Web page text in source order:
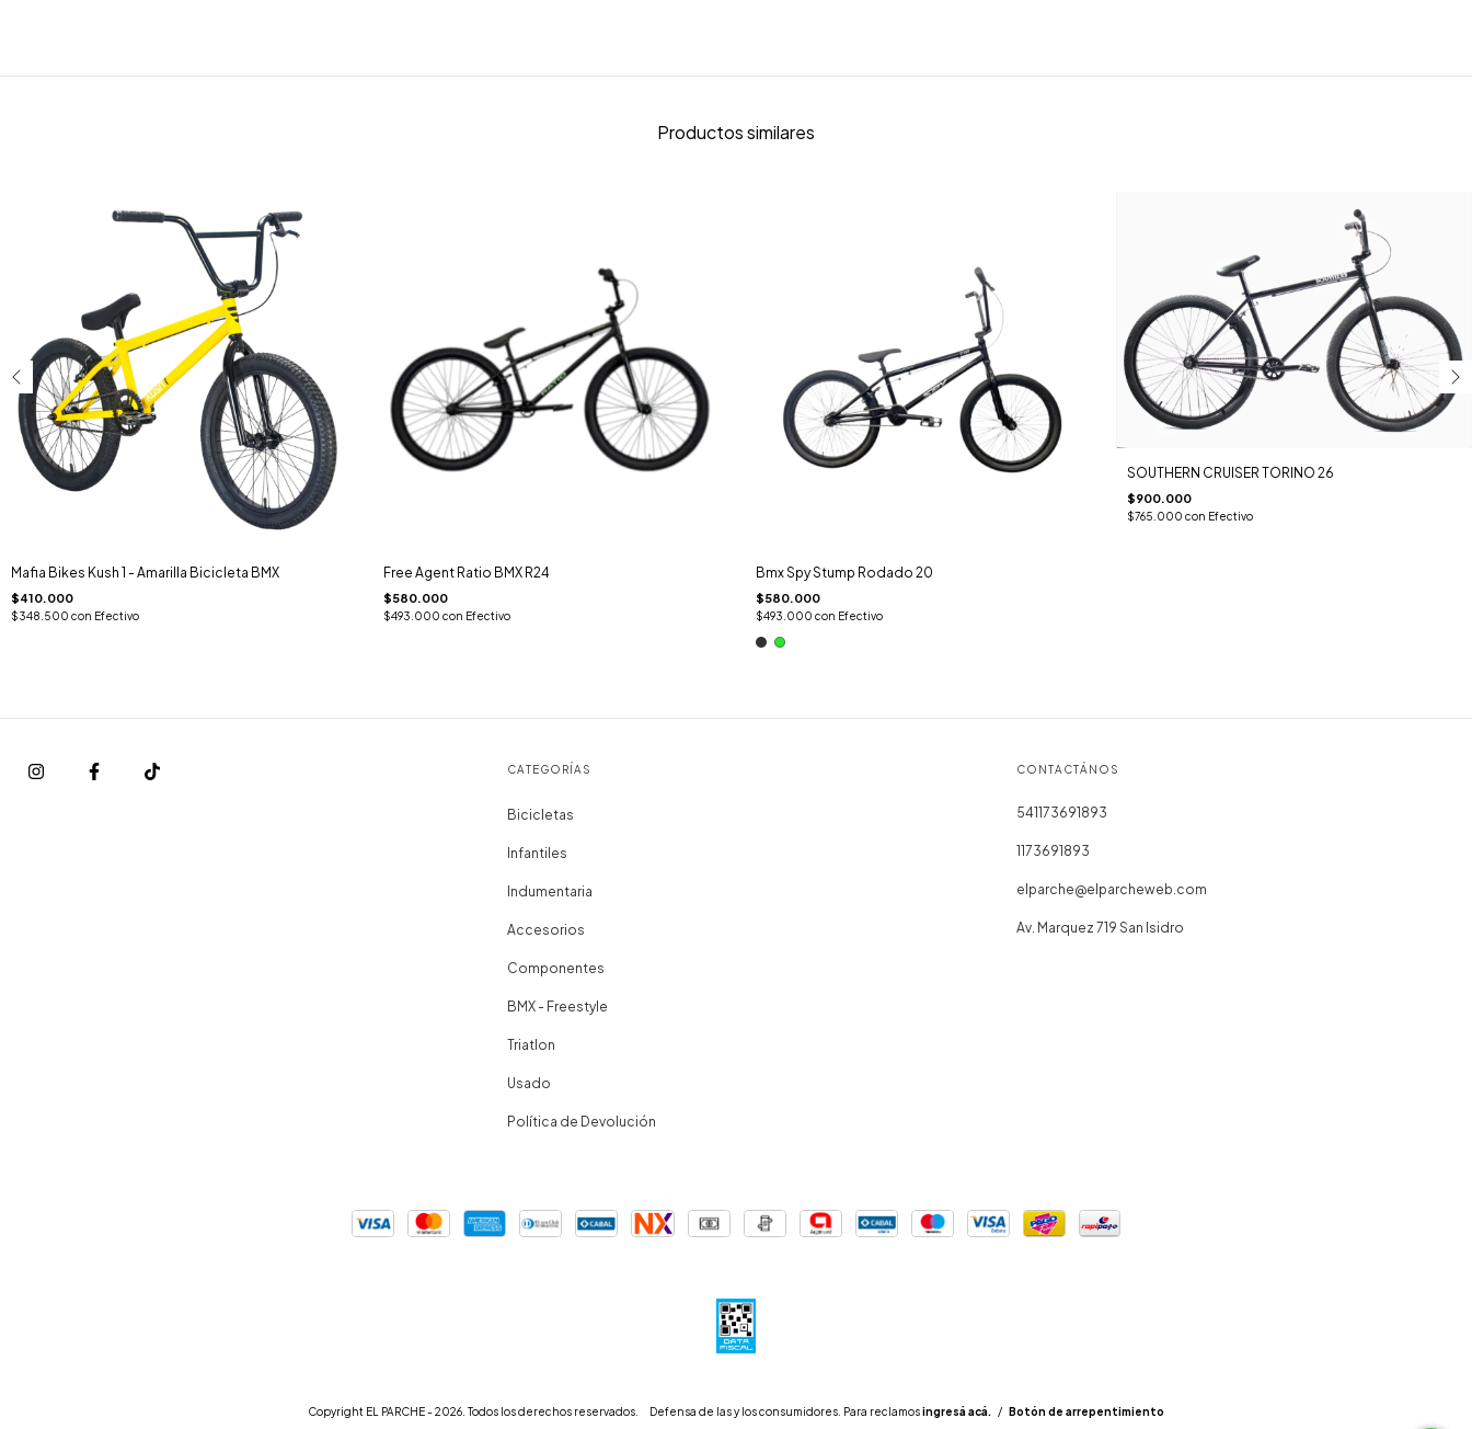
Productos similares
Mafia Bikes Kush 1 - Amarilla Bicicleta BMX
$410.000
$348.500 con Efectivo
Free Agent Ratio BMX R24
$580.000
$493.000 con Efectivo
Bmx Spy Stump Rodado 20
$580.000
$493.000 con Efectivo
SOUTHERN CRUISER TORINO 26
$900.000
$765.000con Efectivo
CATEGORÍAS
Bicicletas
Infantiles
Indumentaria
Accesorios
Componentes
BMX - Freestyle
Triatlon
Usado
Política de Devolución
CONTACTÁNOS
541173691893
1173691893
elparche@elparcheweb.com
Av. Marquez 719 San Isidro
Copyright EL PARCHE - 2026. Todos los derechos reservados. Defensa de las y los consumidores. Para reclamosingresá acá. / Botón de arrepentimiento